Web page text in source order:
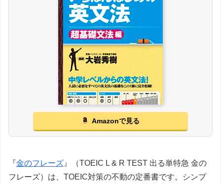
Amazonで見る
『金のフレーズ 』（TOEIC L & R TEST 出る単特急 金の
フレーズ）は、TOEIC対策の不動の定番書です。シンプ